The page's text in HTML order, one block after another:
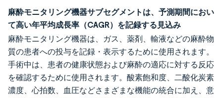
麻酔モニタリング機器サブセグメントは、予測期間におい
て高い年平均成長率（CAGR）を記録する見込み
麻酔モニタリング機器は、ガス、薬剤、輸液などの麻酔物
質の患者への投与を記録・表示するために使用されます。
手術中は、患者の健康状態および麻酔の適応に対する反応
を確認するために使用されます。酸素飽和度、二酸化炭素
濃度、心拍数、血圧などさまざまな機能の統合に加え、意